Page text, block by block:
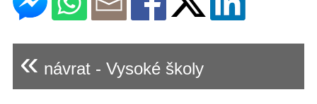
« návrat - Vysoké školy